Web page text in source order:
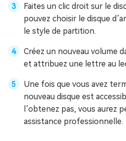
Faites un clic droit sur le
pouvez choisir le disque
le style de partition.
Créez un nouveau volume
et attribuez une lettre au
Une fois que vous avez
nouveau disque est
l’obtenez pas, vous aurez
assistance professionnelle.